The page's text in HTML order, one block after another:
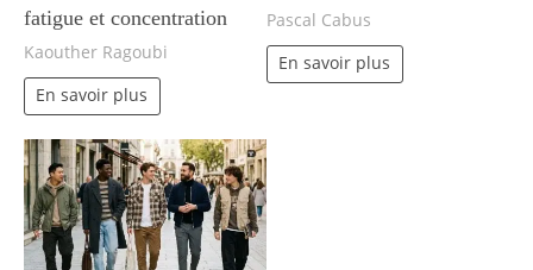
fatigue et concentration
Kaouther Ragoubi
En savoir plus
Pascal Cabus
En savoir plus